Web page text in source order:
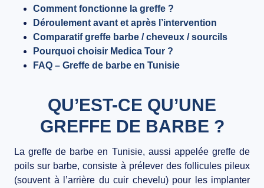
Comment fonctionne la greffe ?
Déroulement avant et après l’intervention
Comparatif greffe barbe / cheveux / sourcils
Pourquoi choisir Medica Tour ?
FAQ – Greffe de barbe en Tunisie
QU’EST-CE QU’UNE
GREFFE DE BARBE ?
La greffe de barbe en Tunisie, aussi appelée greffe de
poils sur barbe, consiste à prélever des follicules pileux
(souvent à l’arrière du cuir chevelu) pour les implanter